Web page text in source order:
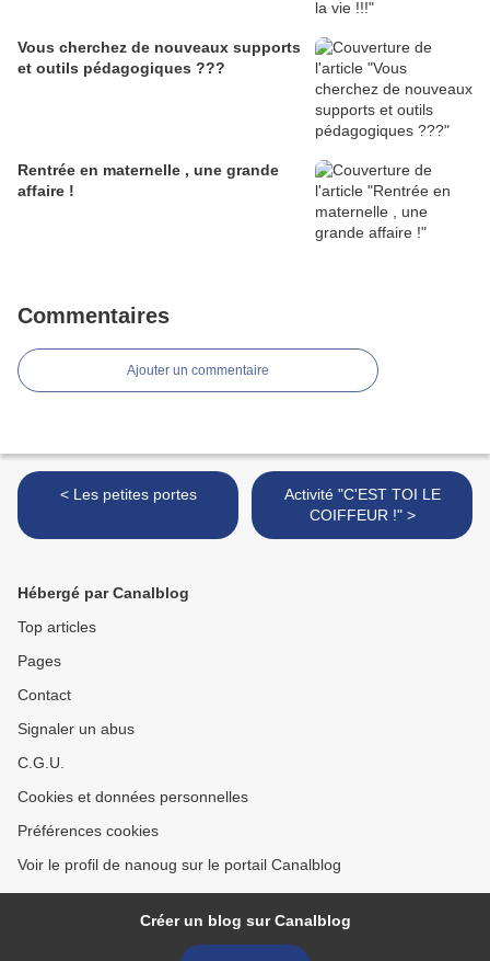
Vous cherchez de nouveaux supports
et outils pédagogiques ???
Rentrée en maternelle , une grande
affaire !
Commentaires
Ajouter un commentaire
< Les petites portes
Activité "C'EST TOI LE
COIFFEUR !" >
Hébergé par Canalblog
Top articles
Pages
Contact
Signaler un abus
C.G.U.
Cookies et données personnelles
Préférences cookies
Voir le profil de nanoug sur le portail Canalblog
Créer un blog sur Canalblog